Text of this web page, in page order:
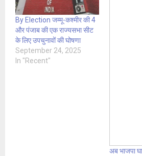
By Election जम्मू-कश्मीर की 4
और पंजाब की एक राज्यसभा सीट
के लिए उपचुनावों की घोषणा
September 24, 2025
In "Recent"
अब भाजपा